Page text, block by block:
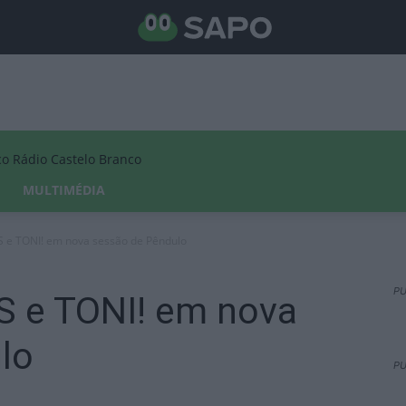
Rádio Castelo Branco
MULTIMÉDIA
e TONI! em nova